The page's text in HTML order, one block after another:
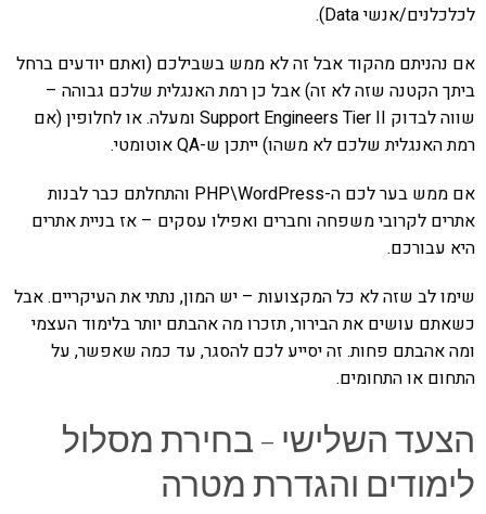
לכלכלנים/אנשי Data).
אם נהניתם מהקוד אבל זה לא ממש בשבילכם (ואתם יודעים ברחל
ביתך הקטנה שזה לא זה) אבל כן רמת האנגלית שלכם גבוהה –
שווה לבדוק Support Engineers Tier II ומעלה. או לחלופין (אם
רמת האנגלית שלכם לא משהו) ייתכן ש-QA אוטומטי.
אם ממש בער לכם ה-PHP\WordPress והתחלתם כבר לבנות
אתרים לקרובי משפחה וחברים ואפילו עסקים – אז בניית אתרים
היא עבורכם.
שימו לב שזה לא כל המקצועות – יש המון, נתתי את העיקריים. אבל
כשאתם עושים את הבירור, תזכרו מה אהבתם יותר בלימוד העצמי
ומה אהבתם פחות. זה יסייע לכם להסגר, עד כמה שאפשר, על
התחום או התחומים.
הצעד השלישי – בחירת מסלול
לימודים והגדרת מטרה